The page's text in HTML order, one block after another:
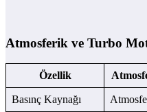
Atmosferik ve Turbo
Özellik
Basınç Kaynağı